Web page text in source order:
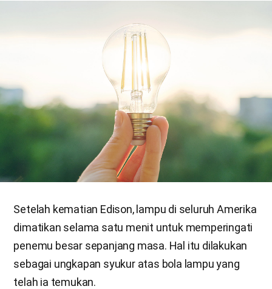
Setelah kematian Edison, lampu di seluruh Amerika
dimatikan selama satu menit untuk memperingati
penemu besar sepanjang masa. Hal itu dilakukan
sebagai ungkapan syukur atas bola lampu yang
telah ia temukan.